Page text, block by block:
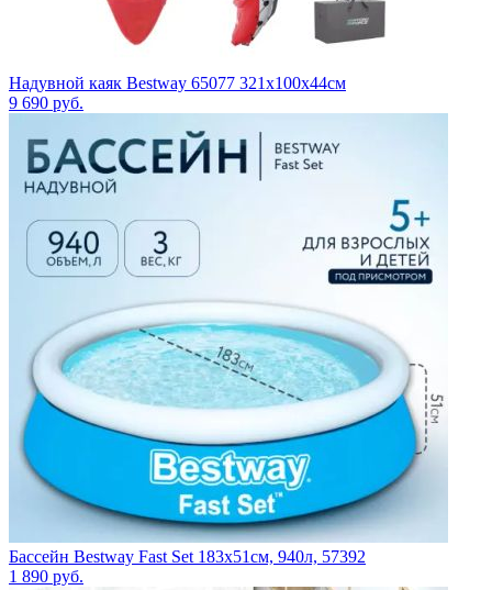
Надувной каяк Bestway 65077 321x100x44см
9 690 руб.
Бассейн Bestway Fast Set 183х51см, 940л, 57392
1 890 руб.